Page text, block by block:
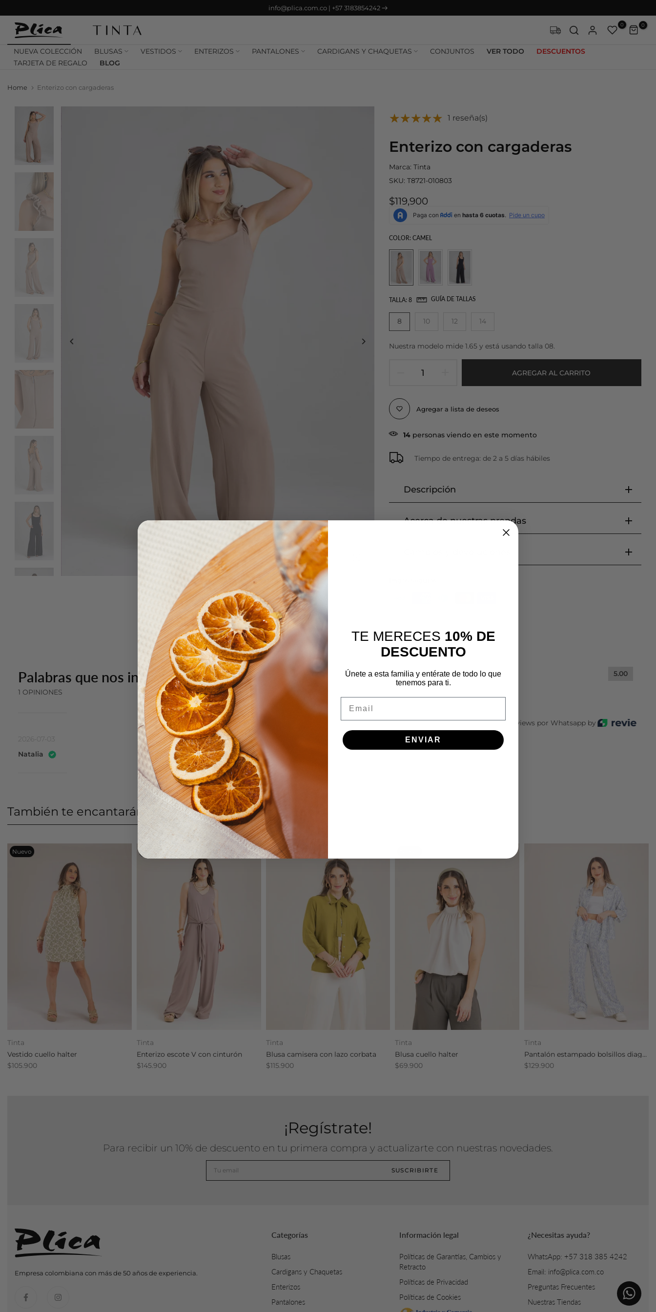
contenido
info@plica.com.co | +57 3183854242
0 0
NUEVA COLECCIÓN BLUSAS VESTIDOS ENTERIZOS PANTALONES CARDIGANS Y CHAQUETAS CONJUNTOS VER TODO
DESCUENTOS
TARJETA DE REGALO
BLOG
Home Enterizo con cargaderas
1 reseña(s)
Enterizo con cargaderas
Marca: Tinta
SKU: T8721-010803
$119,900
COLOR: CAMEL
TALLA: 8 GUÍA DE TALLAS
8 10 12 14
Nuestra modelo mide 1.65 y está usando talla 08.
AGREGAR AL CARRITO
Agregar a lista de deseos
14personas viendo en este momento
Tiempo de entrega: de 2 a 5 días hábiles
Descripción
Acerca de nuestras prendas
Palabras que nos inspiran:
1 OPINIONES
5.00
Reviews por Whatsapp by
2026-07-03
Natalia
También te encantarán Últimos vistos
Nuevo
Tinta
Vestido cuello halter
$105.900
Nuevo
Tinta
Enterizo escote V con cinturón
$145.900
Nuevo
Tinta
Blusa camisera con lazo corbata
$115.900
Tinta
Blusa cuello halter
$69.900
Tinta
Pantalón estampado bolsillos diagonales
$129.900
¡Regístrate!
Para recibir un 10% de descuento en tu primera compra y actualizarte con nuestras novedades.
SUSCRIBIRTE
Empresa colombiana con más de 50 años de experiencia.
Categorías
Blusas
Cardigans y Chaquetas
Enterizos
Pantalones
Información legal
Políticas de Garantías, Cambios y
Retracto
Políticas de Privacidad
Políticas de Cookies
¿Necesitas ayuda?
WhatsApp: +57 318 385 4242
Email: info@plica.com.co
Preguntas Frecuentes
Nuestras Tiendas
TE MERECES 10% DE
DESCUENTO
Únete a esta familia y entérate de todo lo que
tenemos para ti.
ENVIAR